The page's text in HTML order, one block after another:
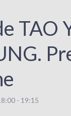
TAO
- 19:15